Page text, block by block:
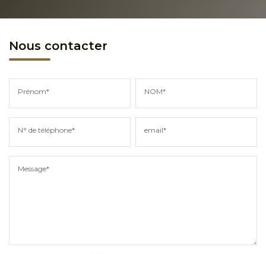
Nous contacter
Prénom* NOM*
N° de téléphone* email*
Message*